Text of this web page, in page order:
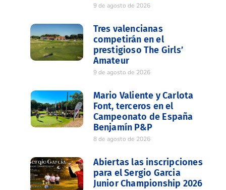
9 de agosto de 2026
Tres valencianas
competirán en el
prestigioso The Girls’
Amateur
9 de agosto de 2026
Mario Valiente y Carlota
Font, terceros en el
Campeonato de España
Benjamín P&P
8 de agosto de 2026
Abiertas las inscripciones
para el Sergio Garcia
Junior Championship 2026